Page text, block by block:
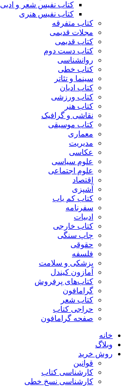
کتاب نفیس شعر و ادبی
کتاب نفیس هنری
کتاب متفرقه
مجلات قدیمی
کتاب قدیمی
کتاب دست دوم
روانشناسی
کتاب خطی
سینما و تئاتر
کتاب ادیان
کتاب ورزشی
کتاب هنر
نقاشی و گرافیک
کتاب موسیقی
معماری
مدیریت
عکاسی
علوم سیاسی
علوم اجتماعی
اقتصاد
آشپزی
کتاب کم یاب
سفرنامه
ادبیات
کتاب خارجی
چاپ سنگی
حقوقی
فلسفه
پزشکی و سلامت
آمازون کیندل
کتاب‌های پرفروش
گرامافون
کتاب شعر
حراجی کتاب
صفحه گرامافون
خانه
وبلاگ
روش خرید
قوانین
کارشناسی کتاب
کارشناسی نسخ خطی